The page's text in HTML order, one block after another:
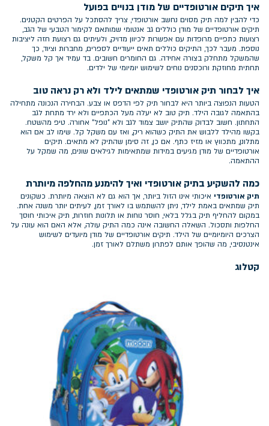
איך תיקים אורטופדיים של מודן בנויים בפועל
כדי להבין למה תיק מסוים נחשב אורטופדי, צריך להסתכל על הפרטים הקטנים.
תיקים אורטופדיים של מודן כוללים גב אנטומי שמותאם לקימור הטבעי של הגב,
רצועות כתפיים מרופדות עם אפשרות לכיוון מדויק, ולעיתים גם רצועת חזה ליציבות
נוספת. מעבר לכך, התיקים כוללים תאים ייעודיים לספרים, מחברות וציוד, כך
שהמשקל מתחלק בצורה אחידה. גם החומרים חשובים. בד עמיד אך קל משקל,
תחתית מחוזקת ורוכסנים נוחים לשימוש יומיומי של ילדים.
איך לבחור תיק אורטופדי שמתאים לילד ולא רק נראה טוב
הטעות הנפוצה ביותר היא לבחור תיק לפי הדפס או צבע. הבחירה הנכונה מתחילה
בהתאמה לגובה הילד. תיק טוב לא יעלה מעל הכתפיים ולא ירד מתחת לגב
התחתון. חשוב לבדוק שהתיק יושב צמוד לגב ולא "נופל" אחורה. טיפ מהשטח.
בקשו מהילד ללבוש את התיק כשהוא ריק, ואז עם משקל קל. שימו לב אם הוא
מתלונן, מתכווץ או מזיז כתף. אם כן, זה סימן שהתיק לא מתאים. תיקים
אורטופדיים של מודן מגיעים במידות שמתאימות לגילאים שונים, מה שמקל על
ההתאמה.
כמה להשקיע בתיק אורטופדי ואיך להימנע מהחלפה מיותרת
תיק אורטופדי איכותי אינו הזול ביותר, אך הוא גם לא הוצאה מיותרת. כשקונים
תיק שמתאים באמת לילד, ניתן להשתמש בו לאורך זמן, לעיתים יותר משנה אחת.
במקום להחליף תיק בגלל בלאי, חוסר נוחות או תלונות חוזרות, תיק איכותי חוסך
החלפות ותסכול. השאלה החשובה אינה כמה התיק עולה, אלא האם הוא עונה על
הצרכים היומיומיים של הילד. תיקים אורטופדיים של מודן מיועדים לשימוש
אינטנסיבי, מה שהופך אותם לפתרון משתלם לאורך זמן.
קטלוג